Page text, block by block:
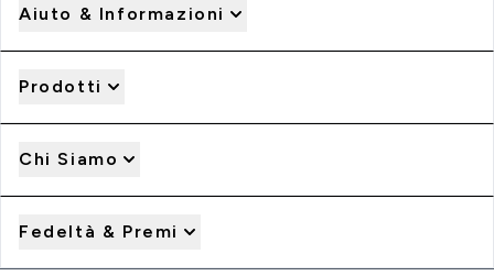
Aiuto & Informazioni
Prodotti
Chi Siamo
Fedeltà & Premi